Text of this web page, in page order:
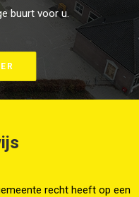
buurt voor u.
recht heeft op een